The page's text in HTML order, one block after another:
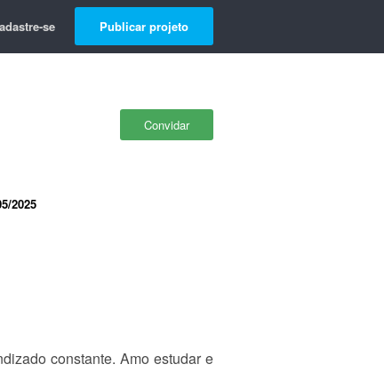
se Publicar projeto
Convidar
2025
constante. Amo estudar e